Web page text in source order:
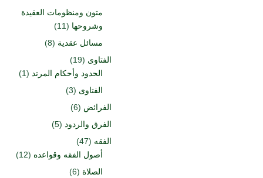
متون ومنظومات العقيدة
وشروحها (11)
مسائل عقدية (8)
الفتاوى (19)
الحدود وأحكام المرتد (1)
الفتاوى (3)
الفرائض (6)
الفرق والردود (5)
الفقه (47)
أصول الفقه وقواعده (12)
الصلاة (6)